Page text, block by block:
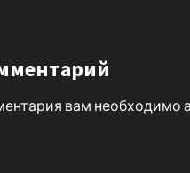
вам необходимо